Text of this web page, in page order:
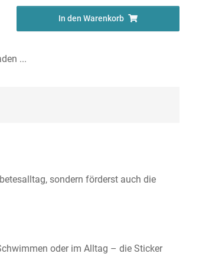
In den Warenkorb
...
sondern förderst auch die
oder im Alltag – die Sticker